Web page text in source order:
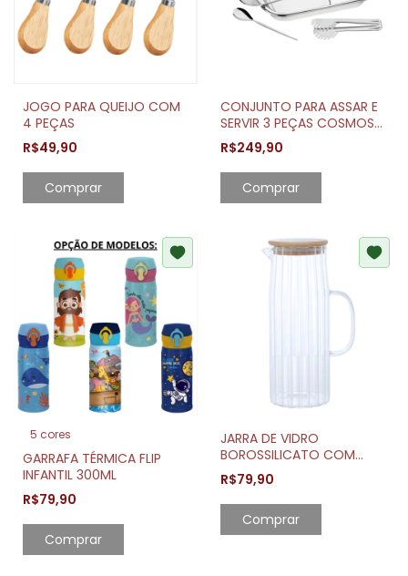
JOGO PARA QUEIJO COM
4 PEÇAS
R$49,90
CONJUNTO PARA ASSAR E
SERVIR 3 PEÇAS COSMOS
TRAMONTINA
R$249,90
Comprar
5 cores
GARRAFA TÉRMICA FLIP
INFANTIL 300ML
R$79,90
Comprar
JARRA DE VIDRO
BOROSSILICATO COM
TAMPA EM BAMBU 1,1
LITROS
R$79,90